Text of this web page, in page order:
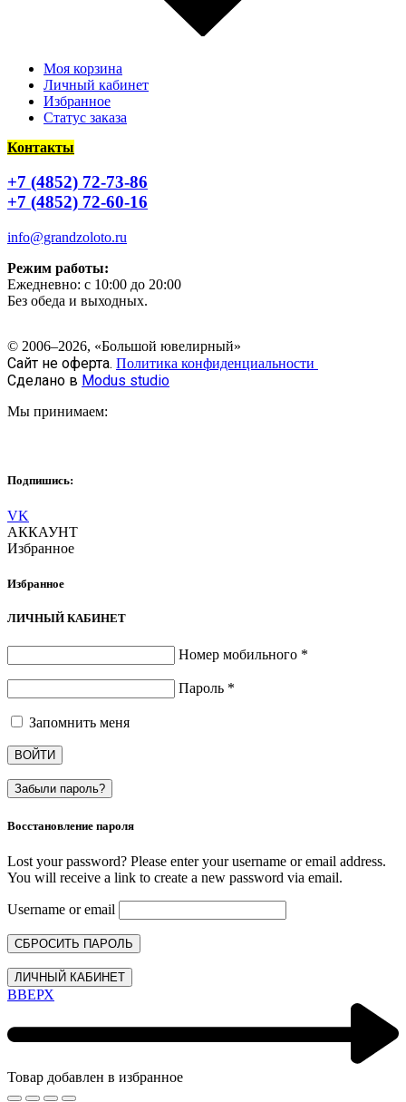
Моя корзина
Личный кабинет
Избранное
Статус заказа
Контакты
+7 (4852) 72-73-86
+7 (4852) 72-60-16
info@grandzoloto.ru
Режим работы:
Ежедневно: с 10:00 до 20:00
Без обеда и выходных.
© 2006–2026, «Большой ювелирный»
Сайт не оферта. Политика конфиденциальности
Сделано в Modus studio
Мы принимаем:
Подпишись:
VK
АККАУНТ
Избранное
Избранное
ЛИЧНЫЙ КАБИНЕТ
Номер мобильного *
Пароль *
Запомнить меня
ВОЙТИ
Забыли пароль?
Восстановление пароля
Lost your password? Please enter your username or email address.
You will receive a link to create a new password via email.
Username or email
СБРОСИТЬ ПАРОЛЬ
ЛИЧНЫЙ КАБИНЕТ
ВВЕРХ
Товар добавлен в избранное